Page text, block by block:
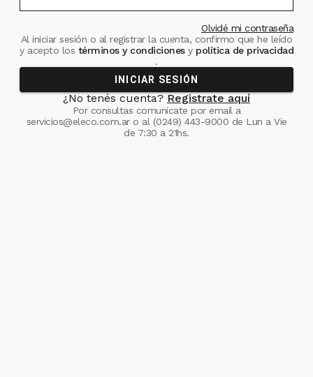
Olvidé mi contraseña
Al iniciar sesión o al registrar la cuenta, confirmo que he leído
y acepto los términos y condiciones ypolítica de privacidad
.
INICIAR SESIÓN
¿No tenés cuenta? Registrate aquí
Por consultas comunicate por email a
servicios@eleco.com.aro al (0249) 443-9000 de Lun a Vie
de 7:30 a 21hs.